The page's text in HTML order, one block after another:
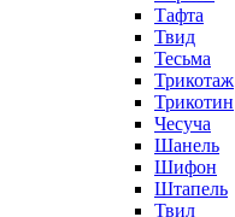
Тафта
Твид
Тесьма
Трикотаж
Трикотин
Чесуча
Шанель
Шифон
Штапель
Твил